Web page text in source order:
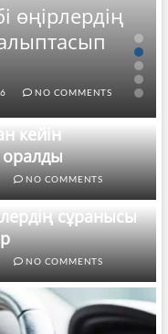
өңірлердің
NO COMMENTS
кейін
оралды
NO COMMENTS
сұранысы
NO COMMENTS